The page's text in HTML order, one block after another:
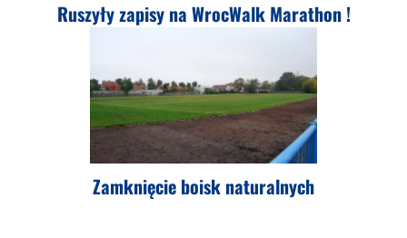
Ruszyły zapisy na WrocWalk Marathon !
Zamknięcie boisk naturalnych